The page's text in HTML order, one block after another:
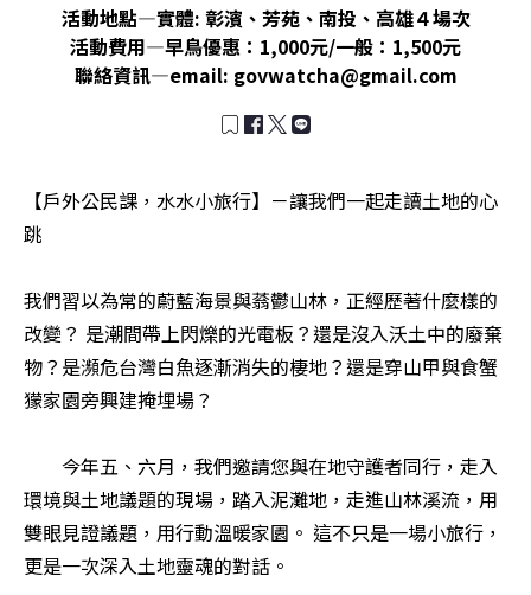
活動地點—實體: 彰濱、芳苑、南投、高雄４場次
活動費用—早鳥優惠：1,000元/一般：1,500元
聯絡資訊—email: govwatcha@gmail.com
【戶外公民課，水水小旅行】－讓我們一起走讀土地的心
跳
我們習以為常的蔚藍海景與蓊鬱山林，正經歷著什麼樣的
改變？ 是潮間帶上閃爍的光電板？還是沒入沃土中的廢棄
物？是瀕危台灣白魚逐漸消失的棲地？還是穿山甲與食蟹
獴家園旁興建掩埋場？
今年五、六月，我們邀請您與在地守護者同行，走入
環境與土地議題的現場，踏入泥灘地，走進山林溪流，用
雙眼見證議題，用行動溫暖家園。 這不只是一場小旅行，
更是一次深入土地靈魂的對話。